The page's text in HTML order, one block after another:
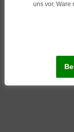
uns vor, Ware